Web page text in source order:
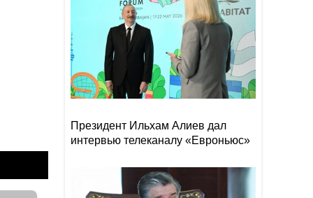
рекорд обмеления
Президент Ильхам Алиев дал
интервью телеканалу «Евроньюс»